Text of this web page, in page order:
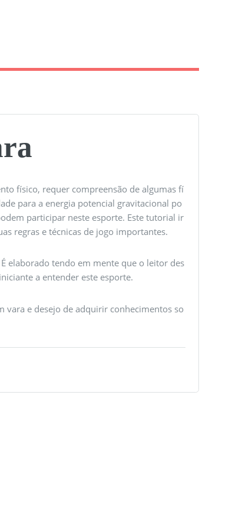
físico, requer compreensão de algumas fí
para a energia potencial gravitacional po
participar neste esporte. Este tutorial ir
regras e técnicas de jogo importantes.
elaborado tendo em mente que o leitor des
a entender este esporte.
vara e desejo de adquirir conhecimentos so